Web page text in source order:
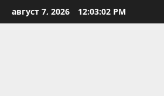
to
август 7, 2026 12:03:04 PM